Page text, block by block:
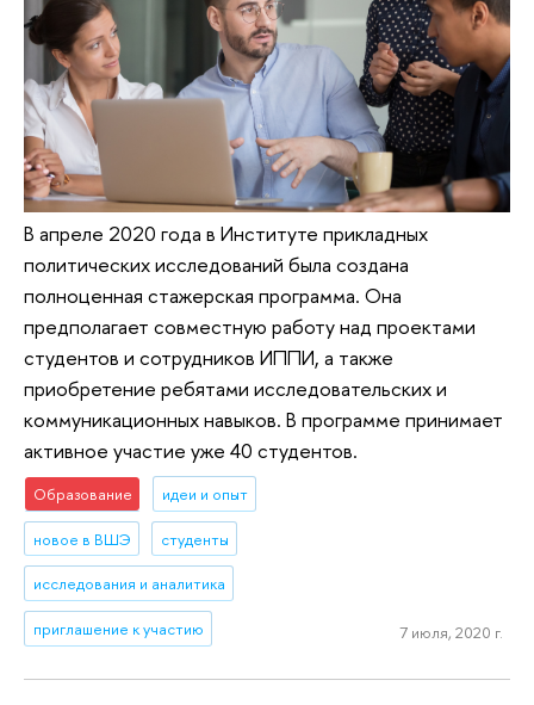
В апреле 2020 года в Институте прикладных
политических исследований была создана
полноценная стажерская программа. Она
предполагает совместную работу над проектами
студентов и сотрудников ИППИ, а также
приобретение ребятами исследовательских и
коммуникационных навыков. В программе принимает
активное участие уже 40 студентов.
Образование идеи и опыт
новое в ВШЭ студенты
исследования и аналитика
приглашение к участию 7 июля, 2020 г.